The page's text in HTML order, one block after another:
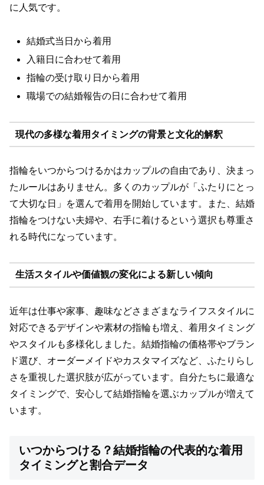
に人気です。
結婚式当日から着用
入籍日に合わせて着用
指輪の受け取り日から着用
職場での結婚報告の日に合わせて着用
現代の多様な着用タイミングの背景と文化的解釈
指輪をいつからつけるかはカップルの自由であり、決まっ
たルールはありません。多くのカップルが「ふたりにとっ
て大切な日」を選んで着用を開始しています。また、結婚
指輪をつけない夫婦や、右手に着けるという選択も尊重さ
れる時代になっています。
生活スタイルや価値観の変化による新しい傾向
近年は仕事や家事、趣味などさまざまなライフスタイルに
対応できるデザインや素材の指輪も増え、着用タイミング
やスタイルも多様化しました。結婚指輪の価格帯やブラン
ド選び、オーダーメイドやカスタマイズなど、ふたりらし
さを重視した選択肢が広がっています。自分たちに最適な
タイミングで、安心して結婚指輪を選ぶカップルが増えて
います。
いつからつける？結婚指輪の代表的な着用
タイミングと割合データ